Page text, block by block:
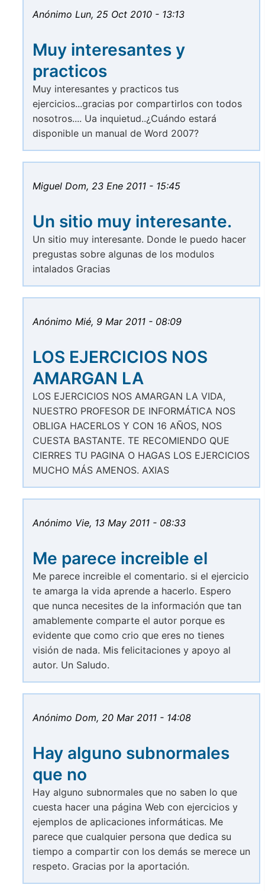
Anónimo Lun, 25 Oct 2010 - 13:13
Muy interesantes y
practicos
Muy interesantes y practicos tus
ejercicios...gracias por compartirlos con todos
nosotros.... Ua inquietud..¿Cuándo estará
disponible un manual de Word 2007?
Miguel Dom, 23 Ene 2011 - 15:45
Un sitio muy interesante.
Un sitio muy interesante. Donde le puedo hacer
pregustas sobre algunas de los modulos
intalados Gracias
Anónimo Mié, 9 Mar 2011 - 08:09
LOS EJERCICIOS NOS
AMARGAN LA
LOS EJERCICIOS NOS AMARGAN LA VIDA,
NUESTRO PROFESOR DE INFORMÁTICA NOS
OBLIGA HACERLOS Y CON 16 AÑOS, NOS
CUESTA BASTANTE. TE RECOMIENDO QUE
CIERRES TU PAGINA O HAGAS LOS EJERCICIOS
MUCHO MÁS AMENOS. AXIAS
Anónimo Vie, 13 May 2011 - 08:33
Me parece increible el
Me parece increible el comentario. si el ejercicio
te amarga la vida aprende a hacerlo. Espero
que nunca necesites de la información que tan
amablemente comparte el autor porque es
evidente que como crio que eres no tienes
visión de nada. Mis felicitaciones y apoyo al
autor. Un Saludo.
Anónimo Dom, 20 Mar 2011 - 14:08
Hay alguno subnormales
que no
Hay alguno subnormales que no saben lo que
cuesta hacer una página Web con ejercicios y
ejemplos de aplicaciones informáticas. Me
parece que cualquier persona que dedica su
tiempo a compartir con los demás se merece un
respeto. Gracias por la aportación.